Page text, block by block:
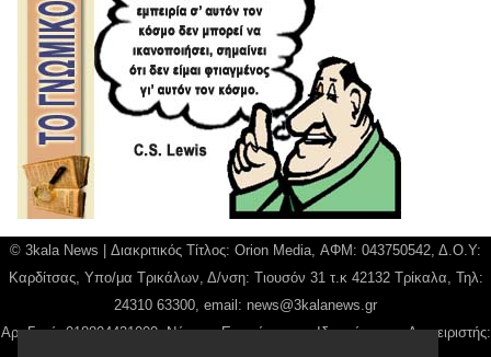
© 3kala News | Διακριτικός Τίτλος: Orion Media, ΑΦΜ: 043750542, Δ.Ο.Υ:
Καρδίτσας, Υπο/μα Τρικάλων, Δ/νση: Τιουσόν 31 τ.κ 42132 Τρίκαλα, Τηλ:
24310 63300, email: news@3kalanews.gr
Αρ. Γεμή: 018804431000, Νόμιμος Εκπρόσωπος, Ιδιοκτήτης και Διαχειριστής: